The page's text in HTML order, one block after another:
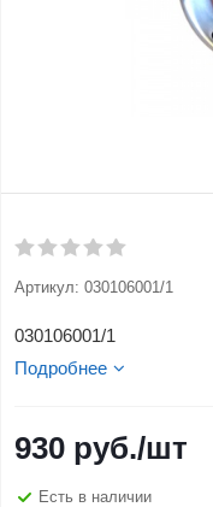
Артикул: 030106001/1
030106001/1
Подробнее
930 руб./шт
Есть в наличии